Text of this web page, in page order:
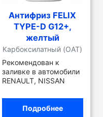
Антифриз FELIX
TYPE-D G12+,
желтый
Карбоксилатный (OAT)
Рекомендован к
заливке в автомобили
RENAULT, NISSAN
Подробнее